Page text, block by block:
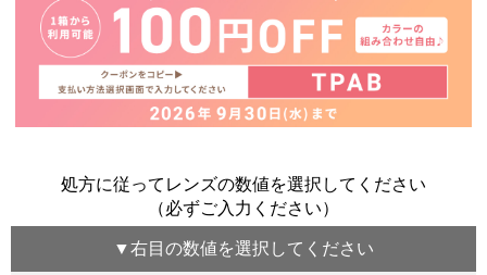
処方に従ってレンズの数値を選択してください
（必ずご入力ください）
▼右目 の数値を選択してください